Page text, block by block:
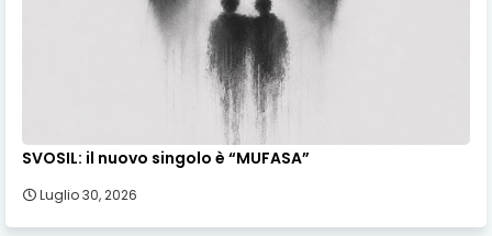
SVOSIL: il nuovo singolo è “MUFASA”
Luglio 30, 2026